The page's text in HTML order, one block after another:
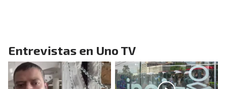
Entrevistas en Uno TV